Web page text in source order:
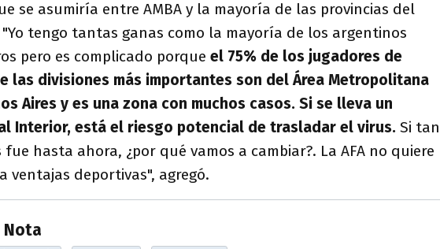
se asumiría entre AMBA y la mayoría de las provincias del
tengo tantas ganas como la mayoría de los argentinos
pero es complicado porque el 75% de los jugadores de
las divisiones más importantes son del Área Metropolitana
Aires y es una zona con muchos casos. Si se lleva un
Interior, está el riesgo potencial de trasladar el virus. Si tan
fue hasta ahora, ¿por qué vamos a cambiar?. La AFA no quiere
ventajas deportivas", agregó.
Nota